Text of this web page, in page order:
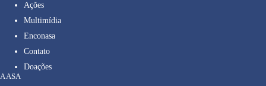
Ações
Multimídia
Enconasa
Contato
Doações
A ASA